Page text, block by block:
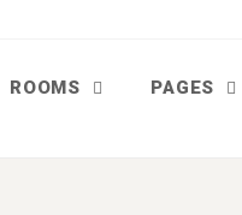
ROOMS PAGES